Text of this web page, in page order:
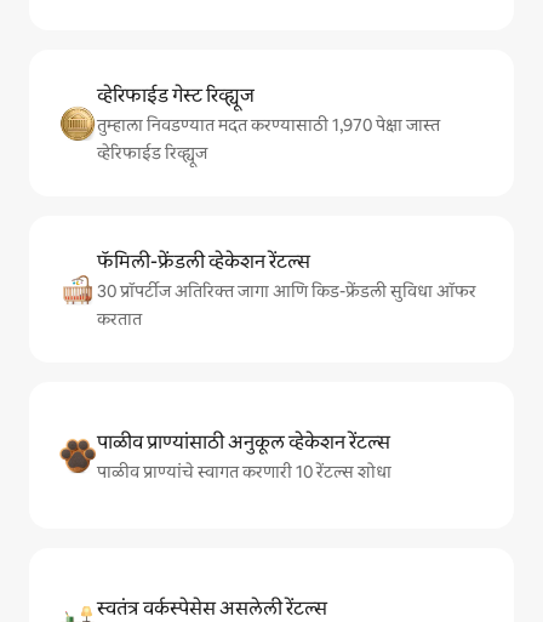
व्हेरिफाईड गेस्ट रिव्ह्यूज
तुम्हाला निवडण्यात मदत करण्यासाठी 1,970 पेक्षा जास्त
व्हेरिफाईड रिव्ह्यूज
फॅमिली-फ्रेंडली व्हेकेशन रेंटल्स
30 प्रॉपर्टीज अतिरिक्त जागा आणि किड-फ्रेंडली सुविधा ऑफर
करतात
पाळीव प्राण्यांसाठी अनुकूल व्हेकेशन रेंटल्स
पाळीव प्राण्यांचे स्वागत करणारी 10 रेंटल्स शोधा
स्वतंत्र वर्कस्पेसेस असलेली रेंटल्स